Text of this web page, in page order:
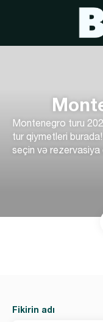
Montenegro turu
tur qiymetleri
seçin və rezervasiya
Fikirin adı